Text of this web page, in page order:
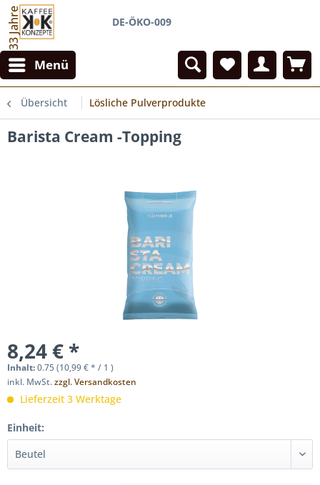
33 Jahre DE-ÖKO-009
Menü
Übersicht Lösliche Pulverprodukte
Barista Cream -Topping
8,24 € *
Inhalt:0.75 (10,99 € * / 1 )
inkl. MwSt.zzgl. Versandkosten
Lieferzeit 3 Werktage
Einheit: